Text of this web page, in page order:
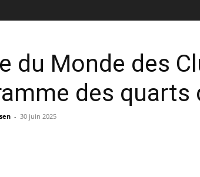
du Monde des
des quarts
- 30 juin 2025